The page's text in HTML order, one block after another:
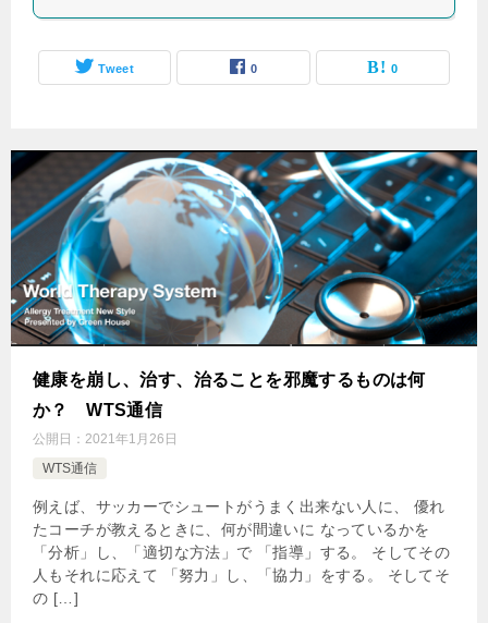
Tweet 0 0
健康を崩し、治す、治ることを邪魔するものは何
か？ WTS通信
公開日： 2021年1月26日
WTS通信
例えば、サッカーでシュートがうまく出来ない人に、 優れ
たコーチが教えるときに、何が間違いに なっているかを
「分析」し、「適切な方法」で 「指導」する。 そしてその
人もそれに応えて 「努力」し、「協力」をする。 そしてそ
の […]